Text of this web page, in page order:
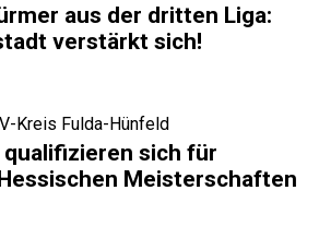
aus der dritten Liga:
verstärkt sich!
Kreis Fulda-Hünfeld
qualifizieren sich für
Meisterschaften